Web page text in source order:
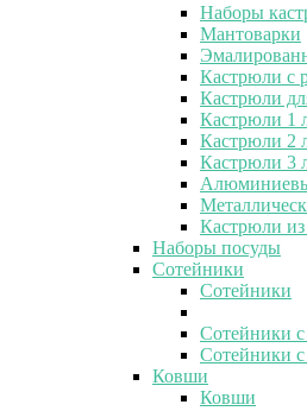
Наборы
Мантоварки
Кастрюли с
Кастрюли
Кастрюли 1
Кастрюли 2
Кастрюли 3
Кастрюли
Наборы посуды
Сотейники
Сотейники
Сотейники
Сотейники с
Ковши
Ковши